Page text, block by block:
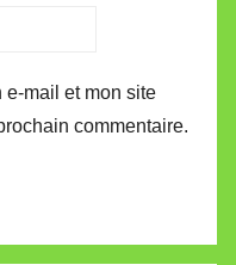
e-mail et mon site
commentaire.